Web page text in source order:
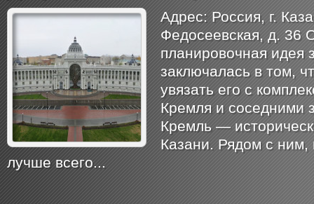
Адрес: Россия, г.
Федосеевская, д. 36
планировочная идея
заключалась в том,
увязать его с
Кремля и соседними
Кремль —
Казани. Рядом с ним,
лучше всего...